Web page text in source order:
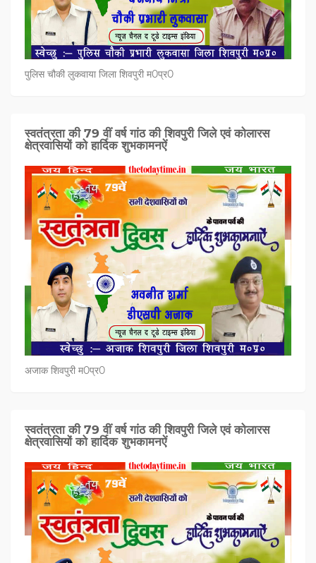
पुलिस चौकी लुकवाया जिला शिवपुरी म0प्र0
स्वतंत्रता की 79 वीं वर्ष गांठ की शिवपुरी जिले एवं कोलारस
क्षेत्रवासियों को हार्दिक शुभकामनऐं
अजाक शिवपुरी म0प्र0
स्वतंत्रता की 79 वीं वर्ष गांठ की शिवपुरी जिले एवं कोलारस
क्षेत्रवासियों को हार्दिक शुभकामनऐं